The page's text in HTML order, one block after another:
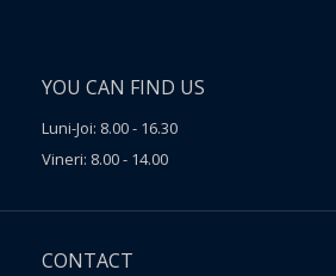
YOU CAN FIND US
Luni-Joi: 8.00 - 16.30
Vineri: 8.00 - 14.00
CONTACT